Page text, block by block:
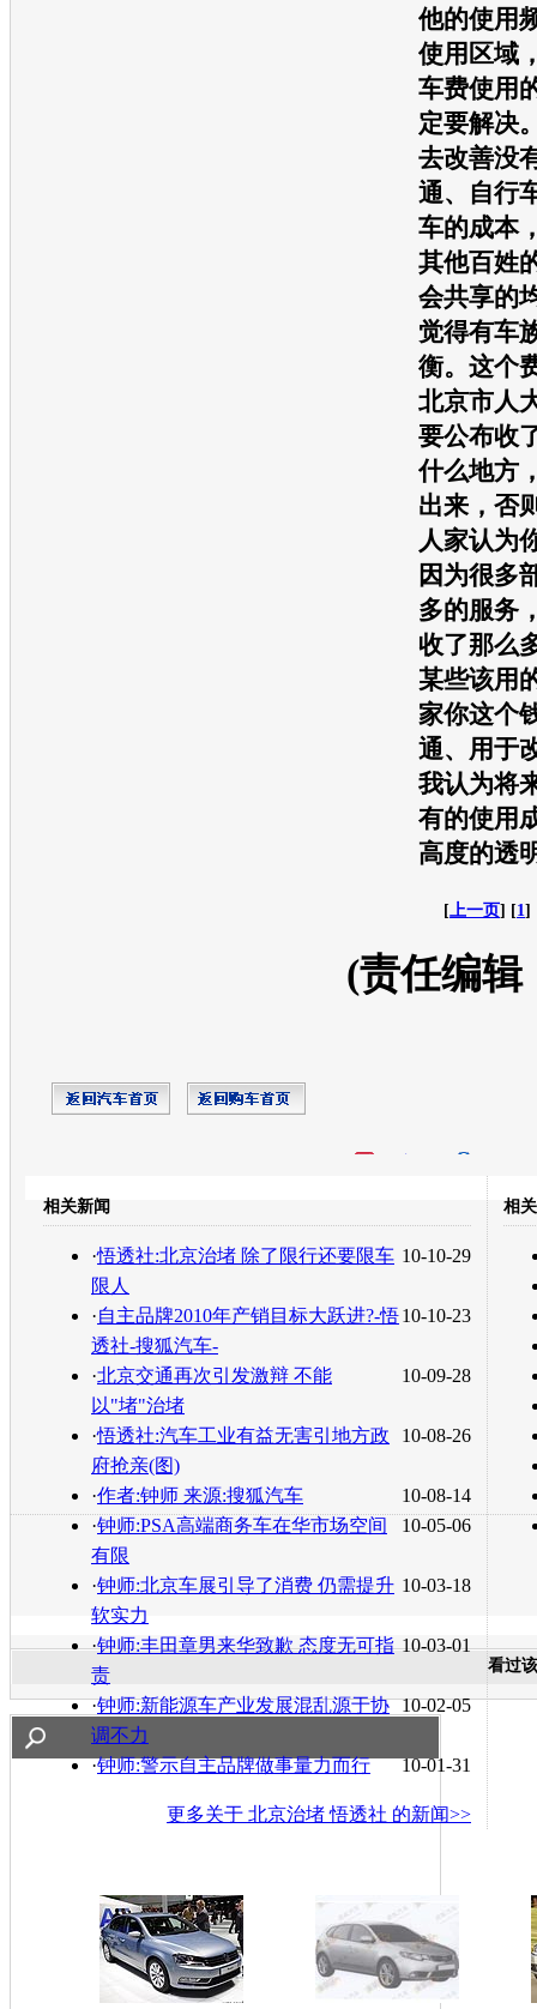
他的使用
使用区域
车费使用
定要解决
去改善没
通、自行
车的成本
其他百姓
会共享的
觉得有车
衡。这个
北京市人
要公布收
什么地方
出来，否
人家认为
因为很多
多的服务
收了那么
某些该用
家你这个
通、用于
我认为将
有的使用
高度的透
[ 上一页] [1 ]
(责任编辑
转发至：
相关新闻
10-10-29
·悟透社:北京治堵 除了限行还要限车
限人
10-10-23
·自主品牌2010年产销目标大跃进?-悟
透社-搜狐汽车-
10-09-28
·北京交通再次引发激辩 不能
以"堵"治堵
10-08-26
·悟透社:汽车工业有益无害引地方政
府抢亲(图)
10-08-14
·作者:钟师 来源:搜狐汽车
10-05-06
·钟师:PSA高端商务车在华市场空间
有限
10-03-18
·钟师:北京车展引导了消费 仍需提升
软实力
10-03-01
·钟师:丰田章男来华致歉 态度无可指
责
10-02-05
·钟师:新能源车产业发展混乱源于协
调不力
10-01-31
·钟师:警示自主品牌做事量力而行
更多关于 北京治堵 悟透社 的新闻>>
相
看过